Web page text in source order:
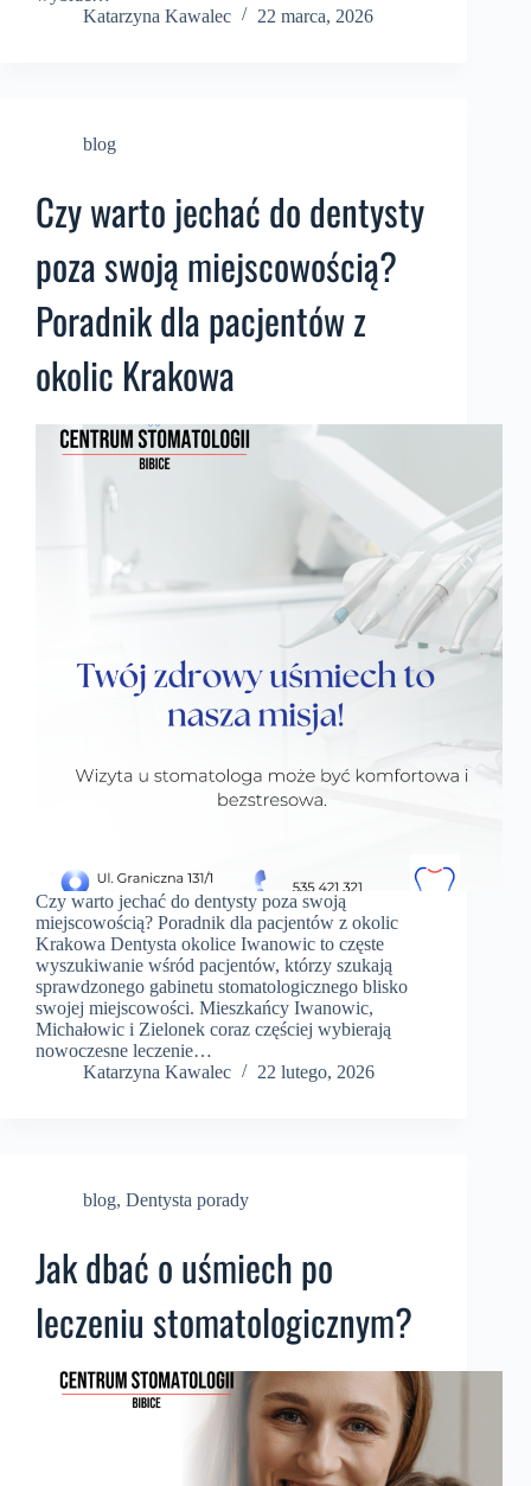
Katarzyna Kawalec
22 marca, 2026
blog
Czy warto jechać do dentysty
poza swoją miejscowością?
Poradnik dla pacjentów z
okolic Krakowa
Czy warto jechać do dentysty poza swoją
miejscowością? Poradnik dla pacjentów z okolic
Krakowa Dentysta okolice Iwanowic to częste
wyszukiwanie wśród pacjentów, którzy szukają
sprawdzonego gabinetu stomatologicznego blisko
swojej miejscowości. Mieszkańcy Iwanowic,
Michałowic i Zielonek coraz częściej wybierają
nowoczesne leczenie…
Katarzyna Kawalec
22 lutego, 2026
blog, Dentysta porady
Jak dbać o uśmiech po
leczeniu stomatologicznym?